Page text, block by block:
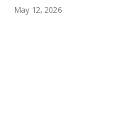
May 12, 2026